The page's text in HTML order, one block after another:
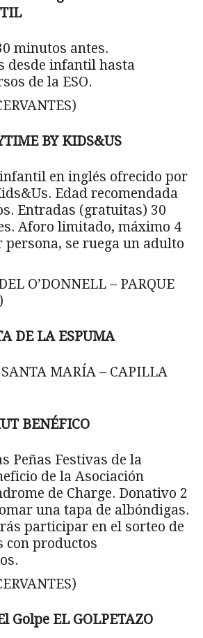
minutos antes.
desde infantil hasta
de la ESO.
BY KIDS&US
en inglés ofrecido por
Edad recomendada
Entradas (gratuitas) 30
Aforo limitado, máximo 4
persona, se ruega un adulto
O’DONNELL – PARQUE
DE LA ESPUMA
MARÍA – CAPILLA
BENÉFICO
Peñas Festivas de la
de la Asociación
de Charge. Donativo 2
una tapa de albóndigas.
participar en el sorteo de
con productos
Golpe EL GOLPETAZO